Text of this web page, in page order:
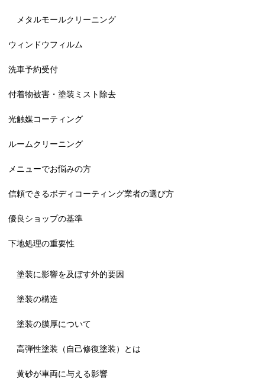
メタルモールクリーニング
ウィンドウフィルム
洗車予約受付
付着物被害・塗装ミスト除去
光触媒コーティング
ルームクリーニング
メニューでお悩みの方
信頼できるボディコーティング業者の選び方
優良ショップの基準
下地処理の重要性
塗装に影響を及ぼす外的要因
塗装の構造
塗装の膜厚について
高弾性塗装（自己修復塗装）とは
黄砂が車両に与える影響